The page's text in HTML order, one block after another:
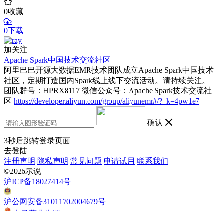
0收藏
0下载
加关注
Apache Spark中国技术交流社区
阿里巴巴开源大数据EMR技术团队成立Apache Spark中国技术
社区，定期打造国内Spark线上线下交流活动。请持续关注。
团队群号：HPRX8117 微信公众号：Apache Spark技术交流社
区 https://developer.aliyun.com/group/aliyunemr#/?_k=4pw1e7
确认
3秒后跳转登录页面
去登陆
注册声明 隐私声明 常见问题 申请试用 联系我们
©2026示说
沪ICP备18027414号
沪公网安备31011702004679号